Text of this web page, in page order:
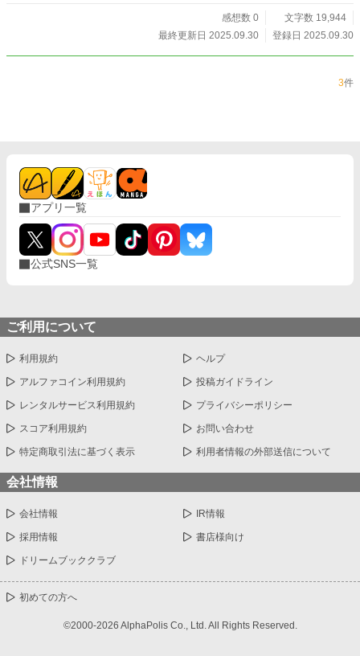
感想数 0
文字数 19,944
最終更新日 2025.09.30
登録日 2025.09.30
3件
アプリ一覧
公式SNS一覧
ご利用について
利用規約 ヘルプ
アルファコイン利用規約 投稿ガイドライン
レンタルサービス利用規約 プライバシーポリシー
スコア利用規約 お問い合わせ
特定商取引法に基づく表示 利用者情報の外部送信について
会社情報
会社情報 IR情報
採用情報 書店様向け
ドリームブッククラブ
初めての方へ
©2000-2026 AlphaPolis Co., Ltd. All Rights Reserved.